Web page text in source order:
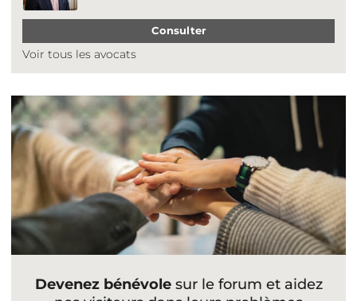
Consulter
Voir tous les avocats
Devenez bénévolesur le forum et aidez